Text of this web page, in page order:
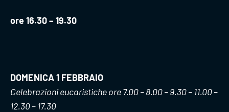
ore 16.30 – 19.30
DOMENICA 1 FEBBRAIO
Celebrazioni eucaristiche ore 7.00 – 8.00 – 9.30 – 11.00 –
12.30 – 17.30